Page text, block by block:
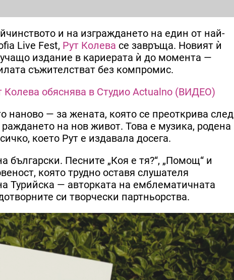
и на изграждането на един от най-
Live Fest, Рут Колева се завръща. Новият ѝ
издание в кариерата ѝ до момента —
съжителстват без компромис.
Колева обяснява в Студио Actualno (ВИДЕО)
наново — за жената, която се преоткрива след
на нов живот. Това е музика, родена
което Рут е издавала досега.
български. Песните „Коя е тя?“, „Помощ“ и
която трудно оставя слушателя
Турийска — авторката на емблематичната
си творчески партньорства.